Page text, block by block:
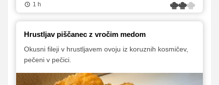
1 h
Hrustljav piščanec z vročim medom
Okusni fileji v hrustljavem ovoju iz koruznih kosmičev,
pečeni v pečici.